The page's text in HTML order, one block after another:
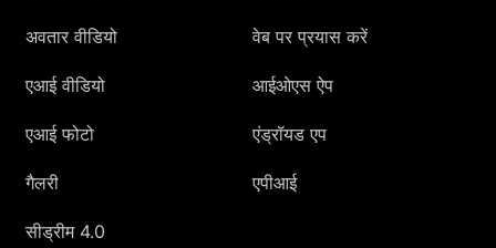
अवतार वीडियो
एआई वीडियो
एआई फोटो
गैलरी
सीड्रीम 4.0
वेब पर प्रयास करें
आईओएस ऐप
एंड्रॉयड एप
एपीआई